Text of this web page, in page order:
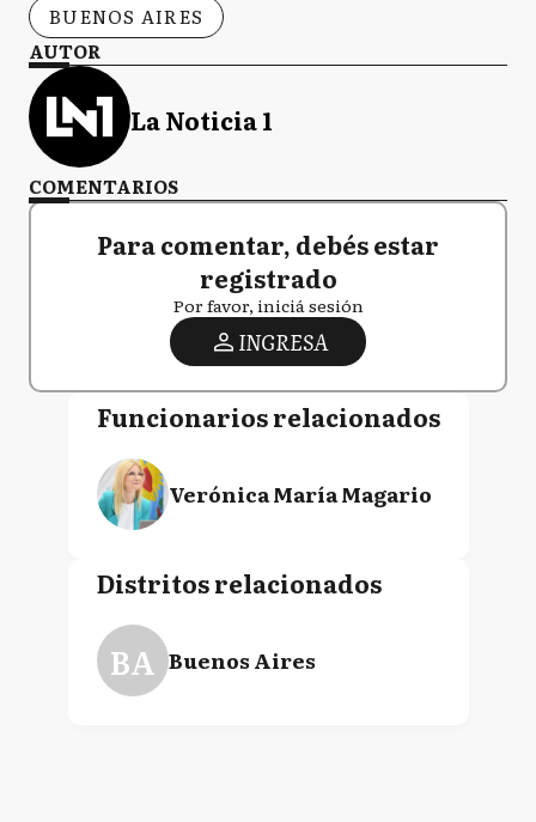
BUENOS AIRES
AUTOR
La Noticia 1
COMENTARIOS
Para comentar, debés estar
registrado
Por favor, iniciá sesión
INGRESA
Funcionarios relacionados
Verónica María Magario
Distritos relacionados
BA Buenos Aires